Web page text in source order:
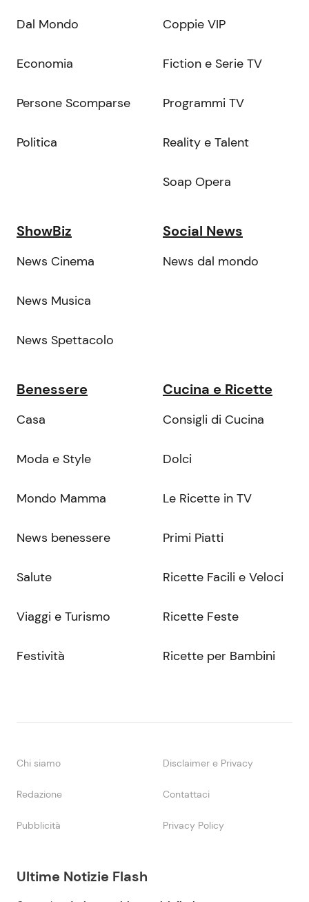
Ultime Notizie Flash
Dal Mondo
Economia
Persone Scomparse
Politica
Coppie VIP
Fiction e Serie TV
Programmi TV
Reality e Talent
Soap Opera
ShowBiz
News Cinema
News Musica
News Spettacolo
Social News
News dal mondo
Benessere
Casa
Moda e Style
Mondo Mamma
News benessere
Salute
Viaggi e Turismo
Festività
Cucina e Ricette
Consigli di Cucina
Dolci
Le Ricette in TV
Primi Piatti
Ricette Facili e Veloci
Ricette Feste
Ricette per Bambini
Chi siamo Disclaimer e Privacy
Redazione Contattaci
Pubblicità Privacy Policy